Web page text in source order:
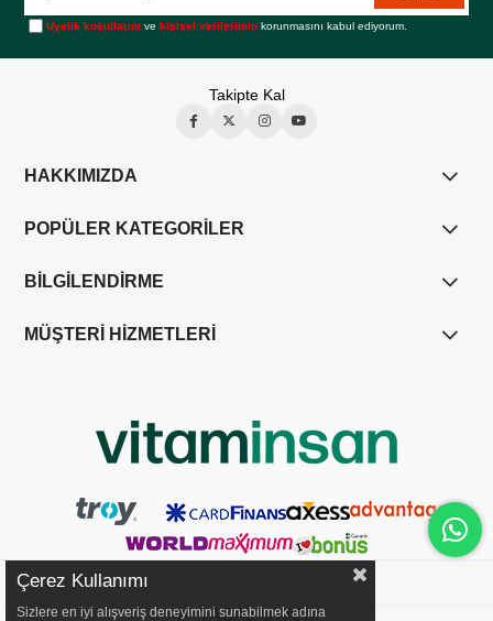
Üyelik koşullarını vekişisel verilerimin korunmasını kabul ediyorum.
Takipte Kal
HAKKIMIZDA
POPÜLER KATEGORİLER
BİLGİLENDİRME
MÜŞTERİ HİZMETLERİ
YASAL UYARI
Çerez Kullanımı
Sizlere en iyi alışveriş deneyimini sunabilmek adına